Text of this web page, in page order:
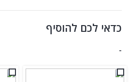
כדאי לכם להוסיף
-